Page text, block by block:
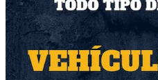
33